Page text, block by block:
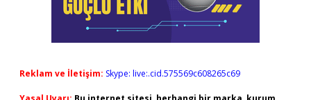
Reklam ve İletişim: Skype: live:.cid.575569c608265c69